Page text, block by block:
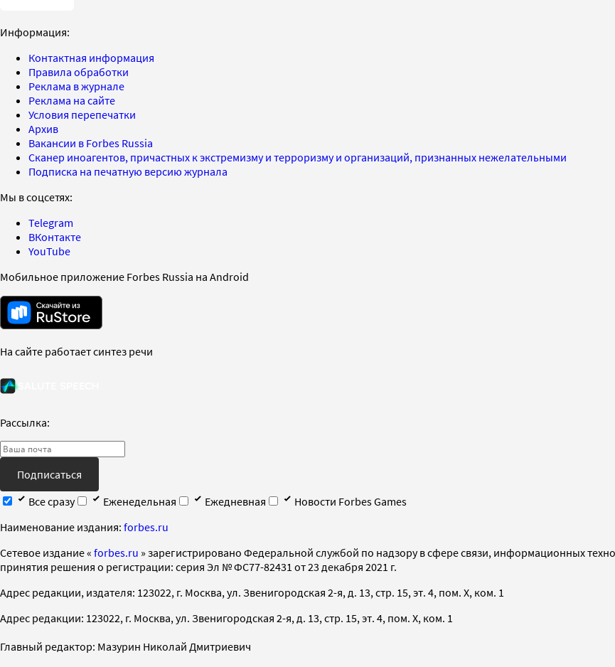
Информация:
Контактная информация
Правила обработки
Реклама в журнале
Реклама на сайте
Условия перепечатки
Архив
Вакансии в Forbes Russia
Сканер иноагентов, причастных к экстремизму и терроризму и организаций, признанных нежелательными
Подписка на печатную версию журнала
Мы в соцсетях:
Telegram
ВКонтакте
YouTube
Мобильное приложение Forbes Russia на Android
На сайте работает синтез речи
Рассылка:
Подписаться
Все сразу
Еженедельная Ежедневная
Новости Forbes Games
Наименование издания: forbes.ru
Cетевое издание « forbes.ru » зарегистрировано Федеральной службой по надзору в сфере связи, информационных
принятия решения о регистрации: серия Эл № ФС77-82431 от 23 декабря 2021 г.
Адрес редакции, издателя: 123022, г. Москва, ул. Звенигородская 2-я, д. 13, стр. 15, эт. 4, пом. X, ком. 1
Адрес редакции: 123022, г. Москва, ул. Звенигородская 2-я, д. 13, стр. 15, эт. 4, пом. X, ком. 1
Главный редактор: Мазурин Николай Дмитриевич